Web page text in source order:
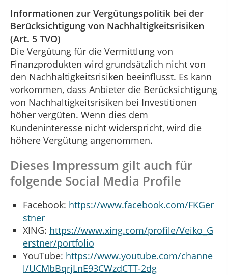
Informationen zur Vergütungspolitik bei der
Berücksichtigung von Nachhaltigkeitsrisiken
(Art. 5 TVO)
Die Vergütung für die Vermittlung von
Finanzprodukten wird grundsätzlich nicht von
den Nachhaltigkeitsrisiken beeinflusst. Es kann
vorkommen, dass Anbieter die Berücksichtigung
von Nachhaltigkeitsrisiken bei Investitionen
höher vergüten. Wenn dies dem
Kundeninteresse nicht widerspricht, wird die
höhere Vergütung angenommen.
Dieses Impressum gilt auch für
folgende Social Media Profile
Facebook: https://www.facebook.com/FKGer
stner
XING: https://www.xing.com/profile/Veiko_G
erstner/portfolio
YouTube: https://www.youtube.com/channe
l/UCMbBqrjLnE93CWzdCTT-2dg